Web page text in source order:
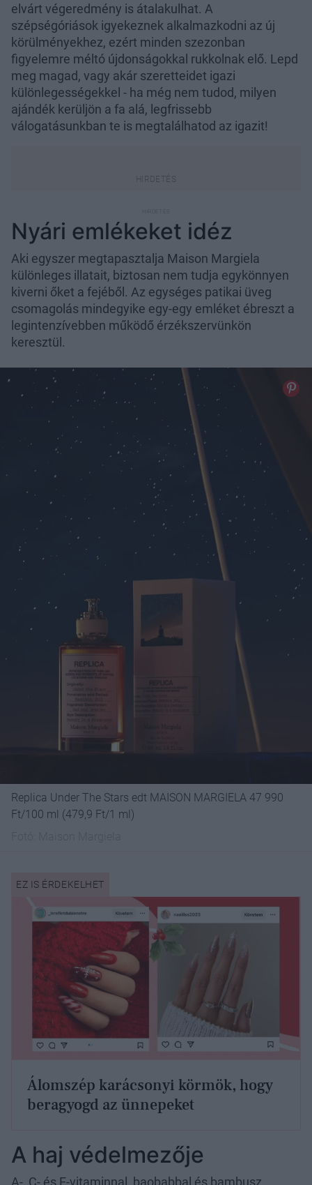
elvárt végeredmény is átalakulhat. A
szépségóriások igyekeznek alkalmazkodni az új
körülményekhez, ezért minden szezonban
figyelemre méltó újdonságokkal rukkolnak elő. Lepd
meg magad, vagy akár szeretteidet igazi
különlegességekkel - ha még nem tudod, milyen
ajándék kerüljön a fa alá, legfrissebb
válogatásunkban te is megtalálhatod az igazit!
Nyári emlékeket idéz
Aki egyszer megtapasztalja Maison Margiela
különleges illatait, biztosan nem tudja egykönnyen
kiverni őket a fejéből. Az egységes patikai üveg
csomagolás mindegyike egy-egy emléket ébreszt a
legintenzívebben működő érzékszervünkön
keresztül.
Replica Under The Stars edt MAISON MARGIELA 47 990
Ft/100 ml (479,9 Ft/1 ml)
Álomszép karácsonyi körmök, hogy
beragyogd az ünnepeket
A haj védelmezője
A-, C- és E-vitaminnal, baobabbal és bambusz